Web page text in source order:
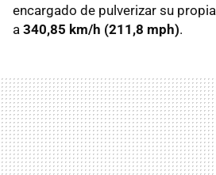
encargado de pulverizar su
a 340,85 km/h (211,8 mph).